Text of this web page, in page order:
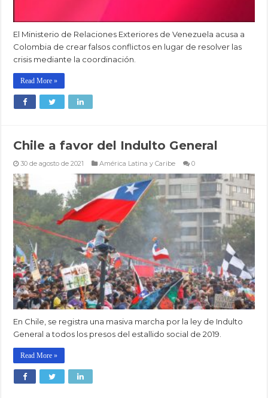
El Ministerio de Relaciones Exteriores de Venezuela acusa a
Colombia de crear falsos conflictos en lugar de resolver las
crisis mediante la coordinación.
Read More »
Chile a favor del Indulto General
30 de agosto de 2021 América Latina y Caribe 0
En Chile, se registra una masiva marcha por la ley de Indulto
General a todos los presos del estallido social de 2019.
Read More »